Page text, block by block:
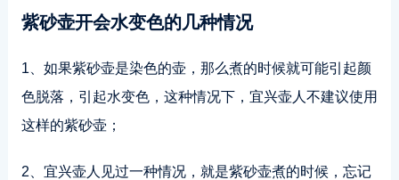
紫砂壶开会水变色的几种情况
1、如果紫砂壶是染色的壶，那么煮的时候就可能引起颜
色脱落，引起水变色，这种情况下，宜兴壶人不建议使用
这样的紫砂壶；
2、宜兴壶人见过一种情况，就是紫砂壶煮的时候，忘记